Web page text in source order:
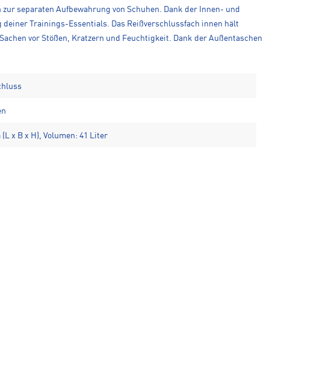
separaten Aufbewahrung von Schuhen. Dank der Innen- und
Trainings-Essentials. Das Reißverschlussfach innen hält
vor Stößen, Kratzern und Feuchtigkeit. Dank der Außentaschen
(L x B x H), Volumen: 41 Liter